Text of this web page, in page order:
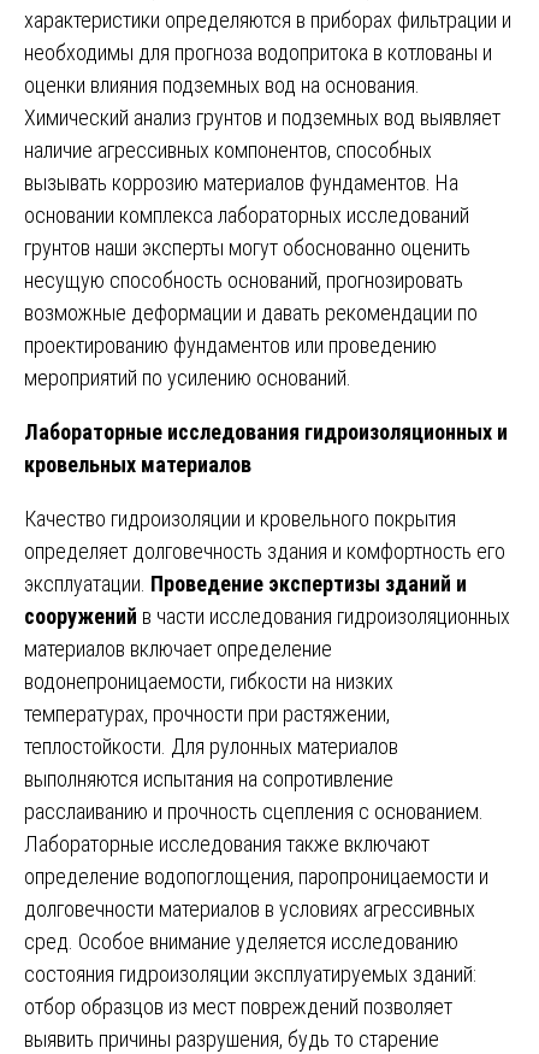
характеристики определяются в приборах фильтрации и
необходимы для прогноза водопритока в котлованы и
оценки влияния подземных вод на основания.
Химический анализ грунтов и подземных вод выявляет
наличие агрессивных компонентов, способных
вызывать коррозию материалов фундаментов. На
основании комплекса лабораторных исследований
грунтов наши эксперты могут обоснованно оценить
несущую способность оснований, прогнозировать
возможные деформации и давать рекомендации по
проектированию фундаментов или проведению
мероприятий по усилению оснований.
Лабораторные исследования гидроизоляционных и
кровельных материалов
Качество гидроизоляции и кровельного покрытия
определяет долговечность здания и комфортность его
эксплуатации. Проведение экспертизы зданий и
сооружений в части исследования гидроизоляционных
материалов включает определение
водонепроницаемости, гибкости на низких
температурах, прочности при растяжении,
теплостойкости. Для рулонных материалов
выполняются испытания на сопротивление
расслаиванию и прочность сцепления с основанием.
Лабораторные исследования также включают
определение водопоглощения, паропроницаемости и
долговечности материалов в условиях агрессивных
сред. Особое внимание уделяется исследованию
состояния гидроизоляции эксплуатируемых зданий:
отбор образцов из мест повреждений позволяет
выявить причины разрушения, будь то старение